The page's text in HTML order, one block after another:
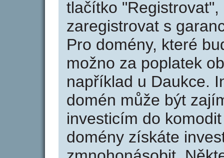
tlačítko
zaregistrovat s
Pro domény, které
možno za poplatek
například u Daukce.
domén může být
investicím do
domény získáte